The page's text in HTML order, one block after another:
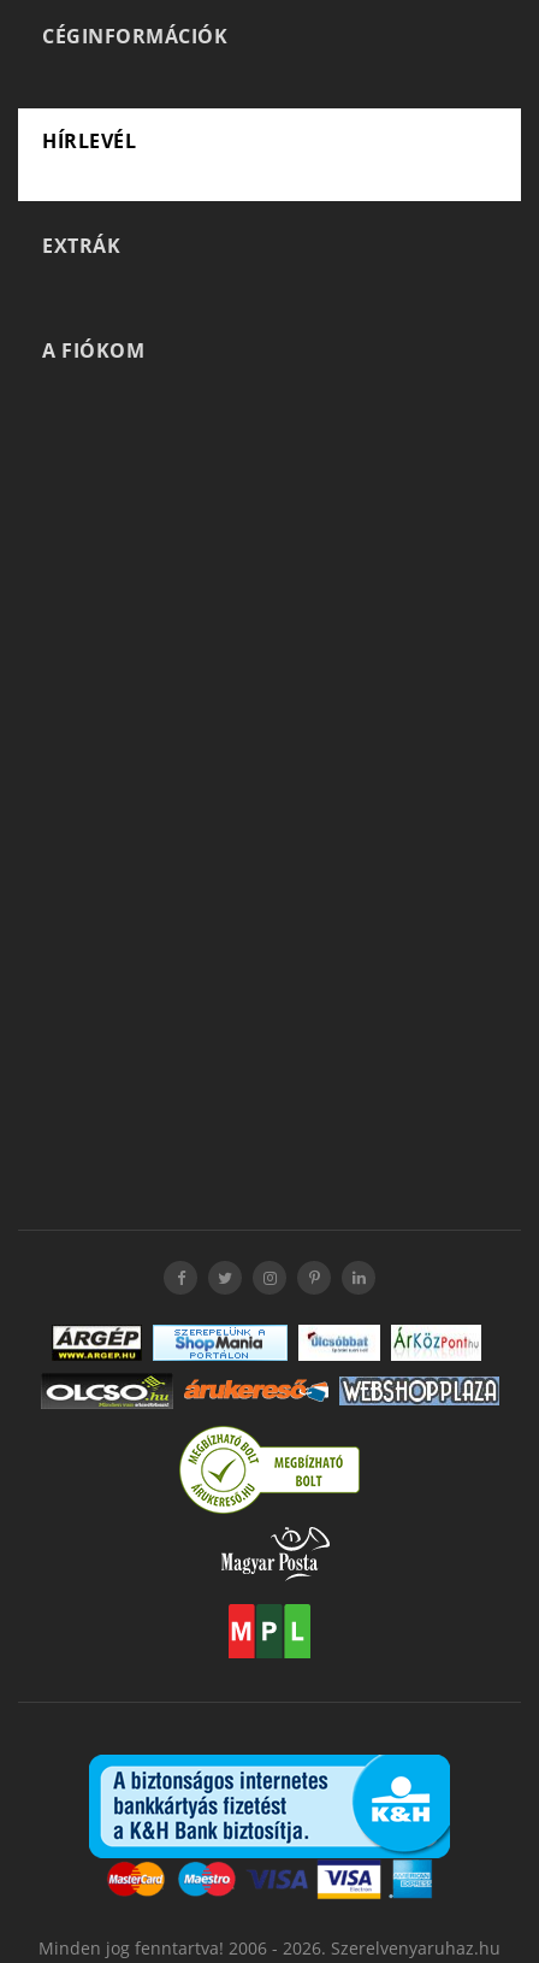
CÉGINFORMÁCIÓK
HÍRLEVÉL
EXTRÁK
A FIÓKOM
Minden jog fenntartva! 2006 - 2026. Szerelvenyaruhaz.hu